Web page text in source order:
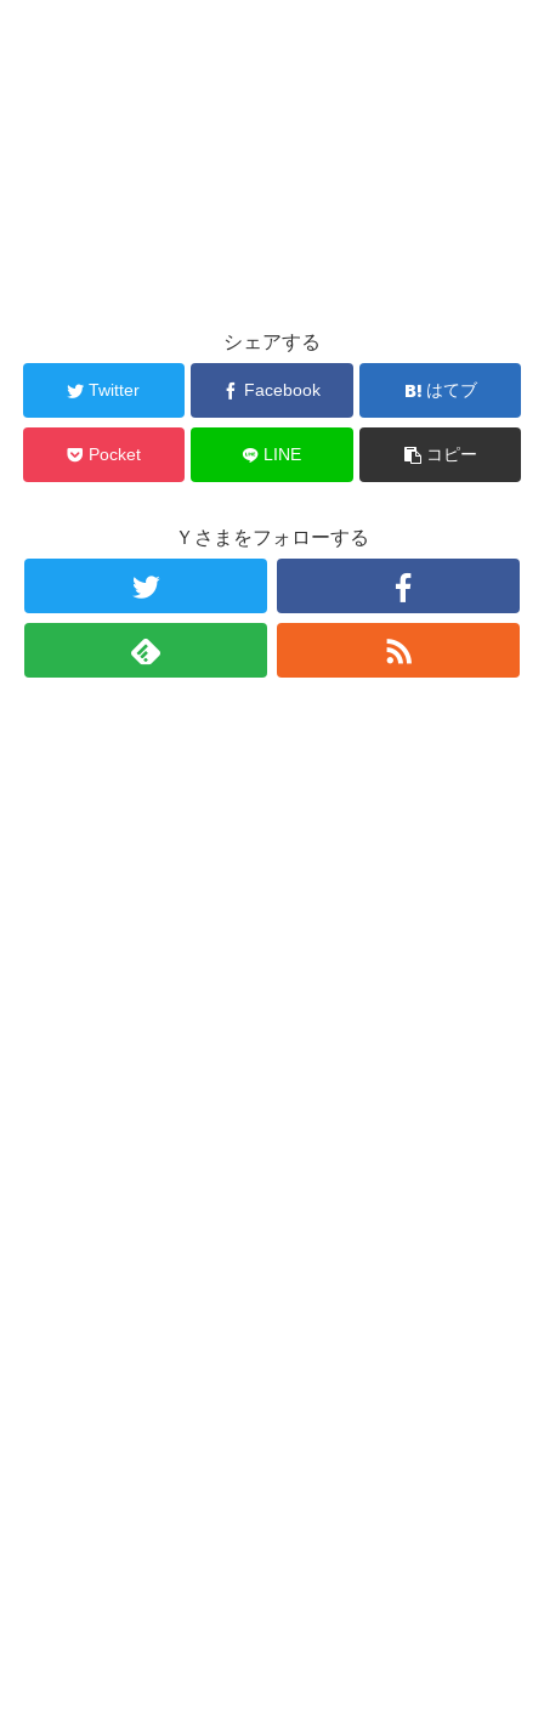
シェアする
Twitter Facebook はてブ
Pocket LINE コピー
Ｙさまをフォローする